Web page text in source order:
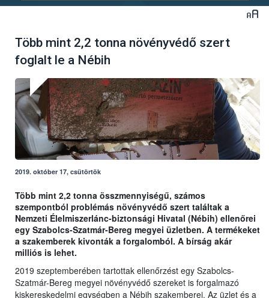
Több mint 2,2 tonna növényvédő szert
foglalt le a Nébih
2019. október 17, csütörtök
Több mint 2,2 tonna összmennyiségű, számos
szempontból problémás növényvédő szert találtak a
Nemzeti Élelmiszerlánc-biztonsági Hivatal (Nébih) ellenőrei
egy Szabolcs-Szatmár-Bereg megyei üzletben. A termékeket
a szakemberek kivonták a forgalomból. A bírság akár
milliós is lehet.
2019 szeptemberében tartottak ellenőrzést egy Szabolcs-
Szatmár-Bereg megyei növényvédő szereket is forgalmazó
kiskereskedelmi egységben a Nébih szakemberei. Az üzlet és a